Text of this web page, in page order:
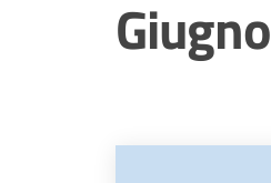
Giugno